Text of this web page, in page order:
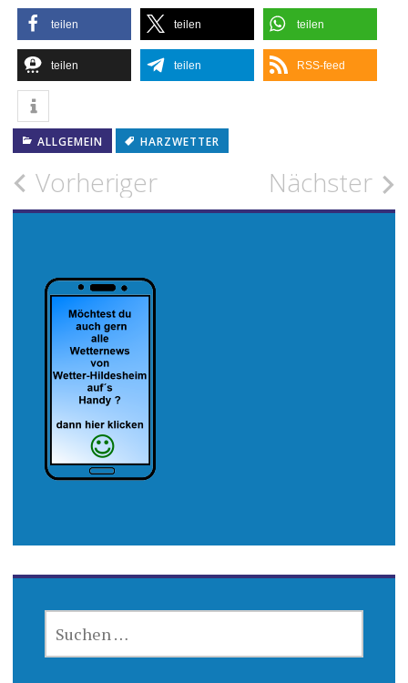
teilen teilen teilen
teilen teilen RSS-feed
ALLGEMEIN HARZWETTER
Beitragsnavigation
Vorheriger Nächster
NACH: